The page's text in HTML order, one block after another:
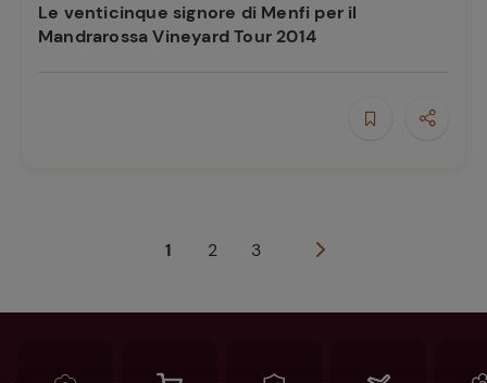
Le venticinque signore di Menfi per il
Mandrarossa Vineyard Tour 2014
1 2 3